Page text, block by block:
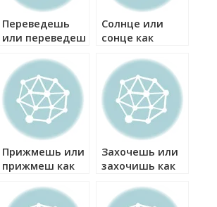
Переведешь
или переведеш
Солнце или
сонце как
Прижмешь или
прижмеш как
Захочешь или
захочишь как